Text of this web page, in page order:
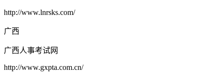
http://www.lnrsks.com/
广西
广西人事考试网
http://www.gxpta.com.cn/